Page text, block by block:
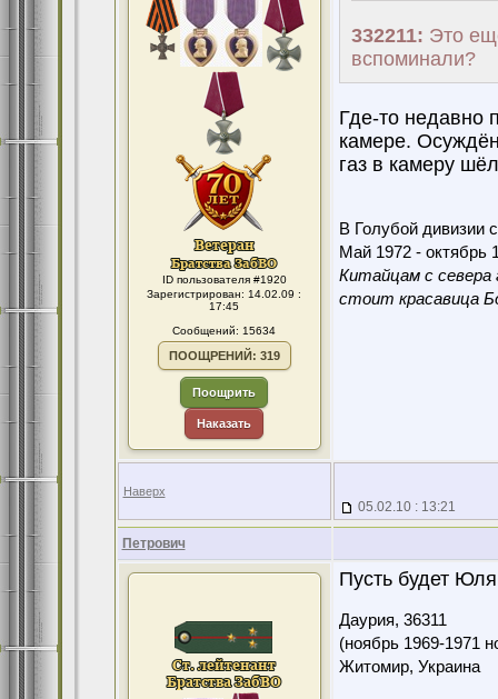
ID пользователя #1920
Зарегистрирован: 14.02.09 :
17:45
Сообщений: 15634
ПООЩРЕНИЙ: 319
Поощрить
Наказать
332211: Это
вспоминали?
Где-то недавно
камере.
газ в камеру
В Голубой дивизии
Май 1972 - октябрь
Китайцам с севера
стоит красавица
Наверх
05.02.10 : 13:21
Петрович
Пусть будет
Даурия, 36311
(ноябрь 1969-1971
Житомир, Украина